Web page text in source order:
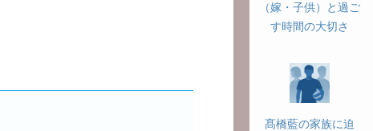
（嫁・子供）と過ご
す時間の大切さ
髙橋藍の家族に迫